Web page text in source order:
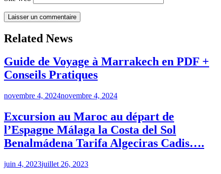
Related News
Guide de Voyage à Marrakech en PDF +
Conseils Pratiques
novembre 4, 2024novembre 4, 2024
Excursion au Maroc au départ de
l’Espagne Málaga la Costa del Sol
Benalmádena Tarifa Algeciras Cadis….
juin 4, 2023juillet 26, 2023